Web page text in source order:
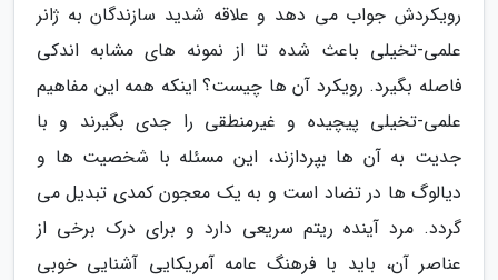
رویکردش جواب می دهد و علاقه شدید سازندگان به ژانر
علمی-تخیلی باعث شده تا از نمونه های مشابه اندکی
فاصله بگیرد. رویکرد آن ها چیست؟ اینکه همه این مفاهیم
علمی-تخیلی پیچیده و غیرمنطقی را جدی بگیرند و با
جدیت به آن ها بپردازند، این مسئله با شخصیت ها و
دیالوگ ها در تضاد است و به یک معجون کمدی تبدیل می
گردد. مرد آینده ریتم سریعی دارد و برای درک برخی از
عناصر آن، باید با فرهنگ عامه آمریکایی آشنایی خوبی